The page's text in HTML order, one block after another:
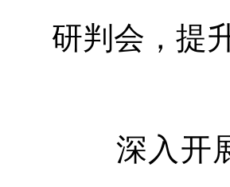
研判会，提
深入开展